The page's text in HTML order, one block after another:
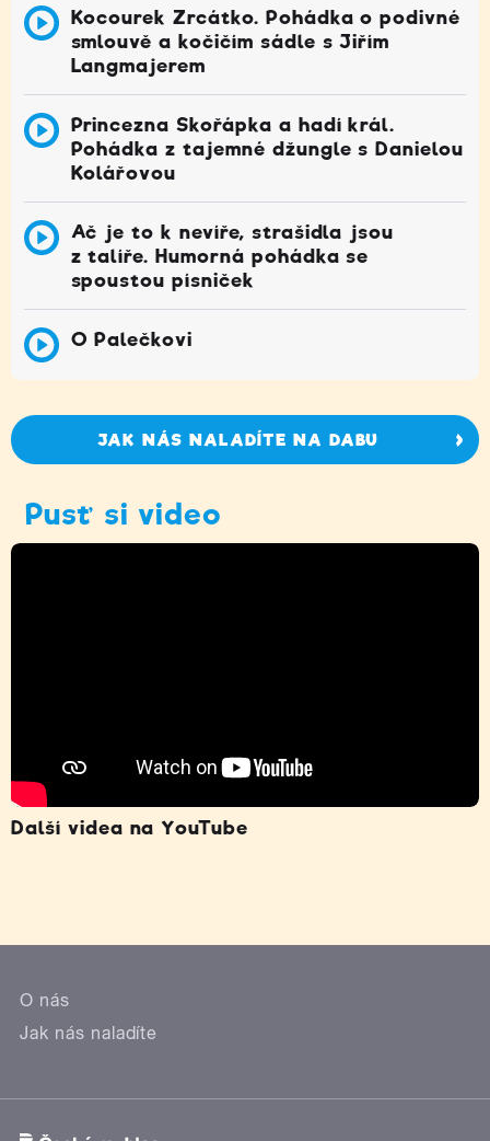
Kocourek Zrcátko. Pohádka o podivné
smlouvě a kočičím sádle s Jiřím
Langmajerem
Princezna Skořápka a hadí král.
Pohádka z tajemné džungle s Danielou
Kolářovou
Ač je to k nevíře, strašidla jsou
z talíře. Humorná pohádka se
spoustou písniček
O Palečkovi
JAK NÁS NALADÍTE NA DABU
Pusť si video
Další videa na YouTube
O nás
Jak nás naladíte